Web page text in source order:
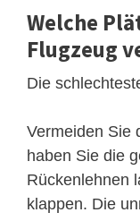
Welche
Flugzeug
Die
Vermeiden Sie
haben Sie die
Rückenlehnen
klappen. Die